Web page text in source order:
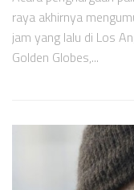
raya akhirnya
jam yang lalu di Los
Golden Globes,...